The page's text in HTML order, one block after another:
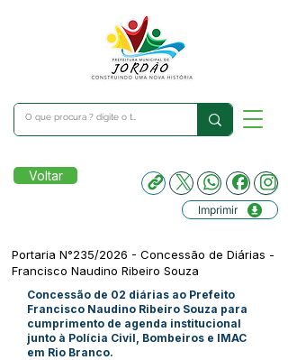
Voltar
Imprimir
Portaria N°235/2026 - Concessão de Diárias -
Francisco Naudino Ribeiro Souza
Concessão de 02 diárias ao Prefeito
Francisco Naudino Ribeiro Souza para
cumprimento de agenda institucional
junto à Polícia Civil, Bombeiros e IMAC
em Rio Branco.